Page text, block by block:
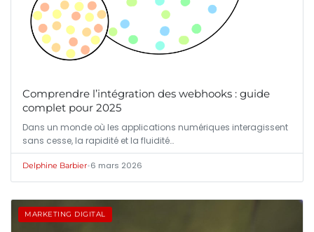
Comprendre l’intégration des webhooks : guide
complet pour 2025
Dans un monde où les applications numériques interagissent
sans cesse, la rapidité et la fluidité…
Delphine Barbier•6 mars 2026
MARKETING DIGITAL